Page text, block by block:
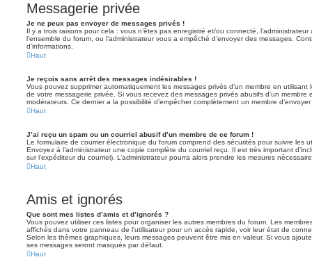
Messagerie privée
Je ne peux pas envoyer de messages privés !
Il y a trois raisons pour cela : vous n’êtes pas enregistré et/ou connecté,
l’ensemble du forum, ou l’administrateur vous a empêché d’envoyer des messages.
d’informations.
Haut
Je reçois sans arrêt des messages indésirables !
Vous pouvez supprimer automatiquement les messages privés d’un membre en
de votre messagerie privée. Si vous recevez des messages privés abusifs d’un membre
modérateurs. Ce dernier a la possibilité d’empêcher complètement un membre
Haut
J’ai reçu un spam ou un courriel abusif d’un membre de ce forum !
Le formulaire de courrier électronique du forum comprend des sécurités pour suivre les
Envoyez à l’administrateur une copie complète du courriel reçu. Il est très important
sur l’expéditeur du courriel). L’administrateur pourra alors prendre les mesures
Haut
Amis et ignorés
Que sont mes listes d’amis et d’ignorés ?
Vous pouvez utiliser ces listes pour organiser les autres membres du forum. Les
affichés dans votre panneau de l’utilisateur pour un accès rapide, voir leur état de
Selon les thèmes graphiques, leurs messages peuvent être mis en valeur. Si vous
ses messages seront masqués par défaut.
Haut